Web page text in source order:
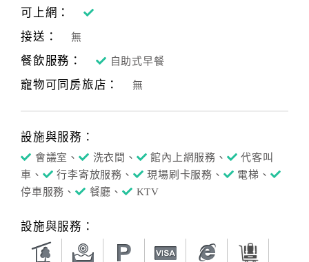
員
戶
客
絡
單
線
可上網：
接送：
無
餐飲服務： 自助式早餐
寵物可同房旅店： 無
設施與服務：
會議室、 洗衣間、 館內上網服務、
代客叫
車、
行李寄放服務、 現場刷卡服務、
電梯、
停車服務、
餐廳、 KTV
設施與服務：